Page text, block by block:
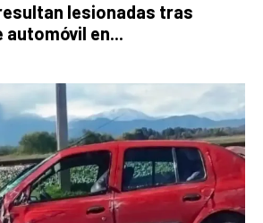
lesionadas tras
en...